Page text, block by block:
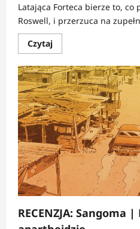
Latająca Forteca bierze to, co
Roswell, i przerzuca na
CzytajDowiedz
się
o
RECENZJA:
Latająca
Forteca
|
Różowy
dym,
czarne
mundury
i
tajemnica,
której
nie
wolno
opowiedzieć
RECENZJA: Sangoma